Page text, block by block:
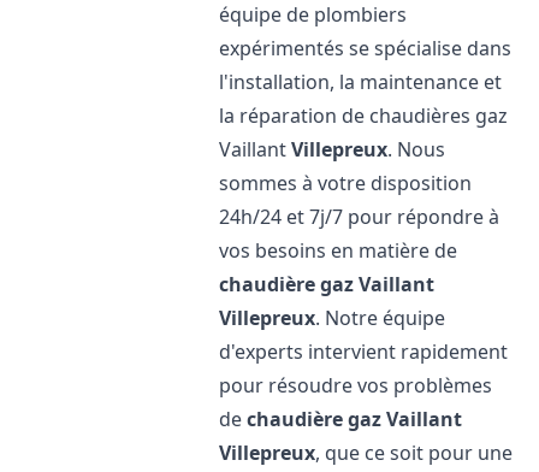
équipe de plombiers
expérimentés se spécialise dans
l'installation, la maintenance et
la réparation de chaudières gaz
VaillantVillepreux. Nous
sommes à votre disposition
24h/24 et 7j/7 pour répondre à
vos besoins en matière de
chaudière gaz Vaillant
Villepreux. Notre équipe
d'experts intervient rapidement
pour résoudre vos problèmes
dechaudière gaz Vaillant
Villepreux, que ce soit pour une